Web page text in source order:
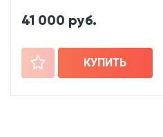
41 000 руб.
+ КУПИТЬ